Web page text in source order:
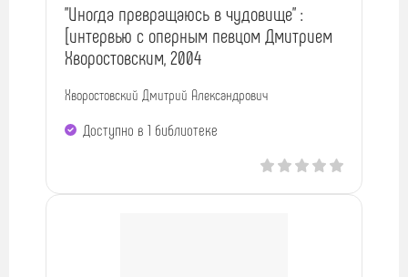
"Иногда превращаюсь в чудовище" :
[интервью с оперным певцом Дмитрием
Хворостовским, 2004
Хворостовский Дмитрий Александрович
Доступно в 1 библиотекe